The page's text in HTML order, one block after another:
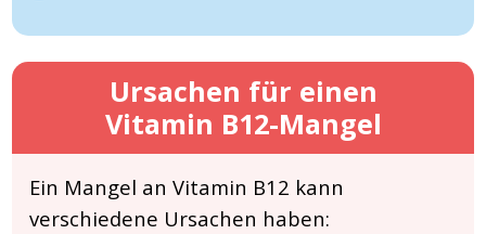
Ursachen für einen
Vitamin B12-Mangel
Ein Mangel an Vitamin B12 kann
verschiedene Ursachen haben: